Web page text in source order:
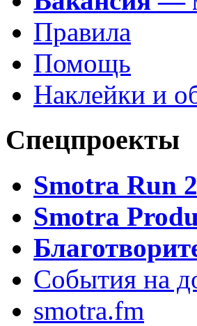
Правила
Помощь
Наклейки и
Спецпроекты
Smotra Run
Smotra
События на
smotra.fm